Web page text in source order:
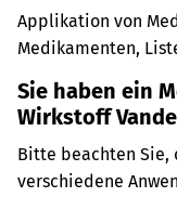
Applikation von
Medikamenten,
Sie haben ein
Wirkstoff
Bitte beachten Sie,
verschiedene